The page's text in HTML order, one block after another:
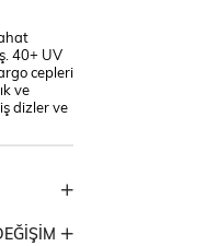
40+ UV
cepleri
ve
dizler ve